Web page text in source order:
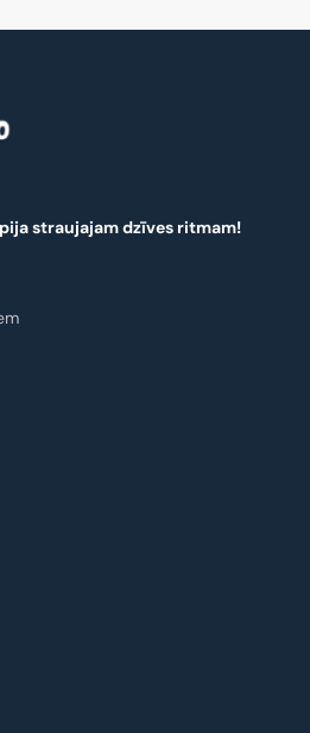
straujajam dzīves ritmam!